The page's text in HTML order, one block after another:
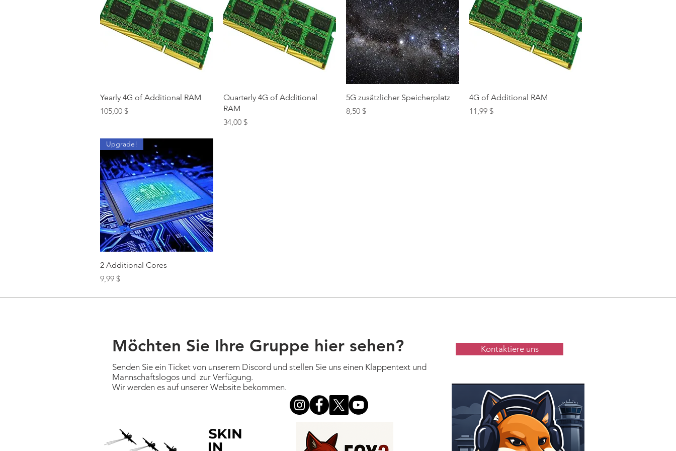
Schnellansicht
Yearly 4G of Additional RAM
Preis
105,00 $
Schnellansicht
Quarterly 4G of Additional
RAM
Preis
34,00 $
Schnellansicht
5G zusätzlicher Speicherplatz
Preis
8,50 $
Schnellansicht
4G of Additional RAM
Preis
11,99 $
Schnellansicht
Upgrade!
2 Additional Cores
Preis
9,99 $
Möchten Sie Ihre Gruppe hier sehen?
Senden Sie ein Ticket von unserem Discord und stellen Sie uns einen Klappentext und
Mannschaftslogos und zur Verfügung.
Wir werden es auf unserer Website bekommen.
Kontaktiere uns